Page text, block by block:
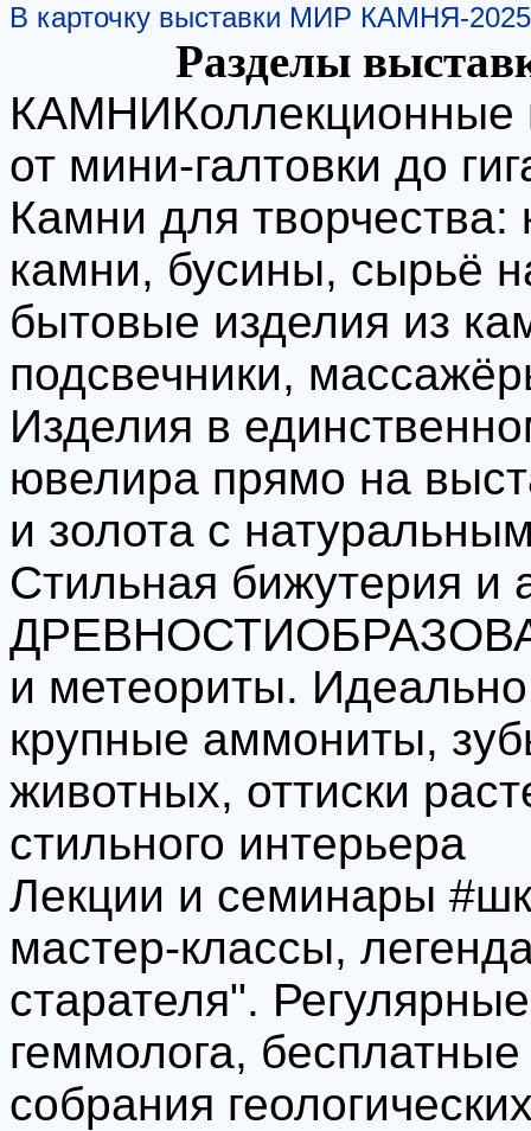
В карточку выставки МИР КАМНЯ-2025
Разделы
КАМНИКоллекционные
от мини-галтовки до
Камни для
камни, бусины, сырьё
бытовые изделия из
подсвечники,
Изделия в
ювелира прямо на
и золота с
Стильная бижутерия и
и метеориты.
крупные аммониты,
животных, оттиски
стильного интерьера
Лекции и семинары
мастер-классы,
старателя".
геммолога,
собрания